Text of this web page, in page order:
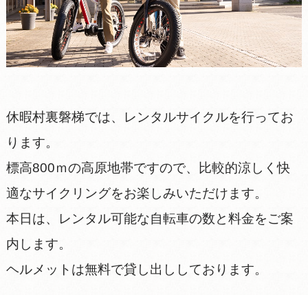
休暇村裏磐梯では、レンタルサイクルを行ってお
ります。
標高800ｍの高原地帯ですので、比較的涼しく快
適なサイクリングをお楽しみいただけます。
本日は、レンタル可能な自転車の数と料金をご案
内します。
ヘルメットは無料で貸し出ししております。